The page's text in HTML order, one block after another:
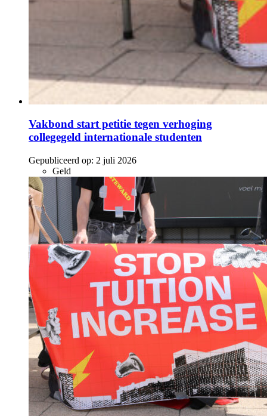
Vakbond start petitie tegen verhoging
collegegeld internationale studenten
Gepubliceerd op: 2 juli 2026
Geld